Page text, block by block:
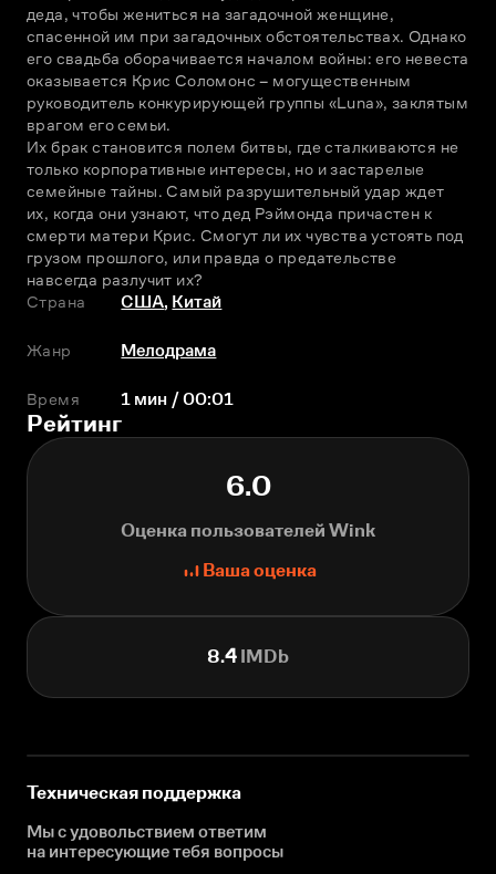
деда, чтобы жениться на загадочной женщине,
спасенной им при загадочных обстоятельствах. Однако
его свадьба оборачивается началом войны: его невеста
оказывается Крис Соломонс – могущественным
руководитель конкурирующей группы «Luna», заклятым
врагом его семьи.
Их брак становится полем битвы, где сталкиваются не
только корпоративные интересы, но и застарелые
семейные тайны. Самый разрушительный удар ждет
их, когда они узнают, что дед Рэймонда причастен к
смерти матери Крис. Смогут ли их чувства устоять под
грузом прошлого, или правда о предательстве
навсегда разлучит их?
Страна
США, Китай
Жанр Мелодрама
Время 1 мин / 00:01
Рейтинг
6.0
Оценка пользователей Wink
Ваша оценка
8.4 IMDb
Техническая поддержка
Мы с удовольствием ответим
на интересующиетебя вопросы